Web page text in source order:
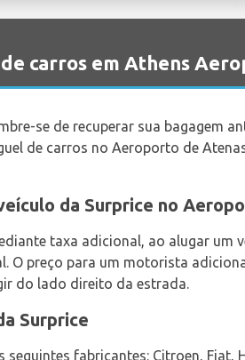
carros em Athens
se de recuperar sua bagagem
de carros no Aeroporto de
da Surprice no
taxa adicional, ao alugar um
preço para um motorista
do lado direito da estrada.
Surprice
fabricantes: Citroen, Fiat,